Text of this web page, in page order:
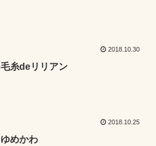
2018.10.30
毛糸deリリアン
2018.10.25
ゆめかわ